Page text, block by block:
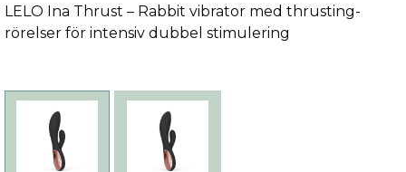
LELO Ina Thrust – Rabbit vibrator med thrusting-
rörelser för intensiv dubbel stimulering